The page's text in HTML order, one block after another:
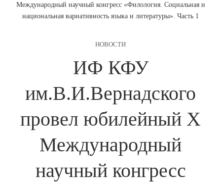
Международный научный конгресс «Филология. Социальная и
национальная вариативность языка и литературы». Часть 1
НОВОСТИ
ИФ КФУ
им.В.И.Вернадского
провел юбилейный Х
Международный
научный конгресс